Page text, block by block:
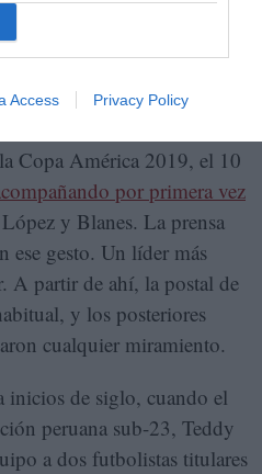
Access Privacy Policy
echó más nafta a la
la relación con la afición,
Copa América 2019, el 10
por primera vez
y Blanes. La prensa
ese gesto. Un líder más
A partir de ahí, la postal de
y los posteriores
cualquier miramiento.
inicios de siglo, cuando el
peruana sub-23, Teddy
a dos futbolistas titulares